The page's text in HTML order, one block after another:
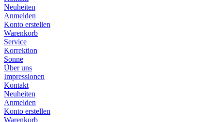
Neuheiten
Anmelden
Konto erstellen
Warenkorb
Service
Korrektion
Sonne
Über uns
Impressionen
Kontakt
Neuheiten
Anmelden
Konto erstellen
Warenkorb